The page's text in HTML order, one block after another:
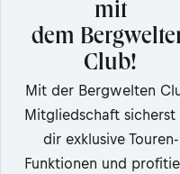
mit
dem
Club!
Mit der Bergwelten
Mitgliedschaft sicherst
dir exklusive Touren-
Funktionen und